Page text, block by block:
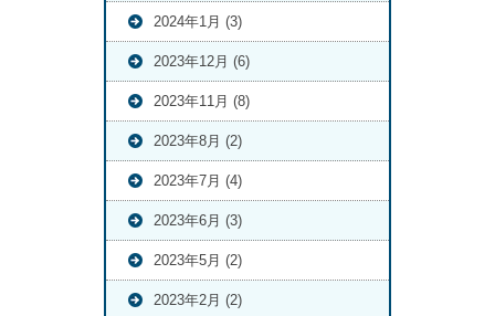
2024年1月 (3)
2023年12月 (6)
2023年11月 (8)
2023年8月 (2)
2023年7月 (4)
2023年6月 (3)
2023年5月 (2)
2023年2月 (2)